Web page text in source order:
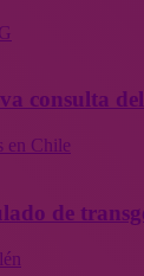
consulta
en Chile
de